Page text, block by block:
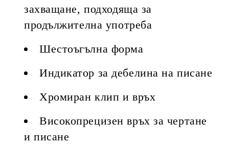
захващане, подходяща за
продължителна употреба
Шестоъгълна форма
Индикатор за дебелина на писане
Хромиран клип и връх
Високопрецизен връх за чертане
и писане